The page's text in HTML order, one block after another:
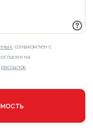
, ознакомлен с
на